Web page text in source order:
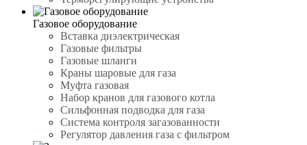
Газовое оборудование
Вставка диэлектрическая
Газовые фильтры
Газовые шланги
Краны шаровые для газа
Муфта газовая
Набор кранов для газового котла
Сильфонная подводка для газа
Система контроля загазованности
Регулятор давления газа с фильтром